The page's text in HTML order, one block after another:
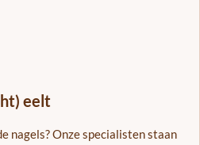
eelt
nagels? Onze specialisten staan